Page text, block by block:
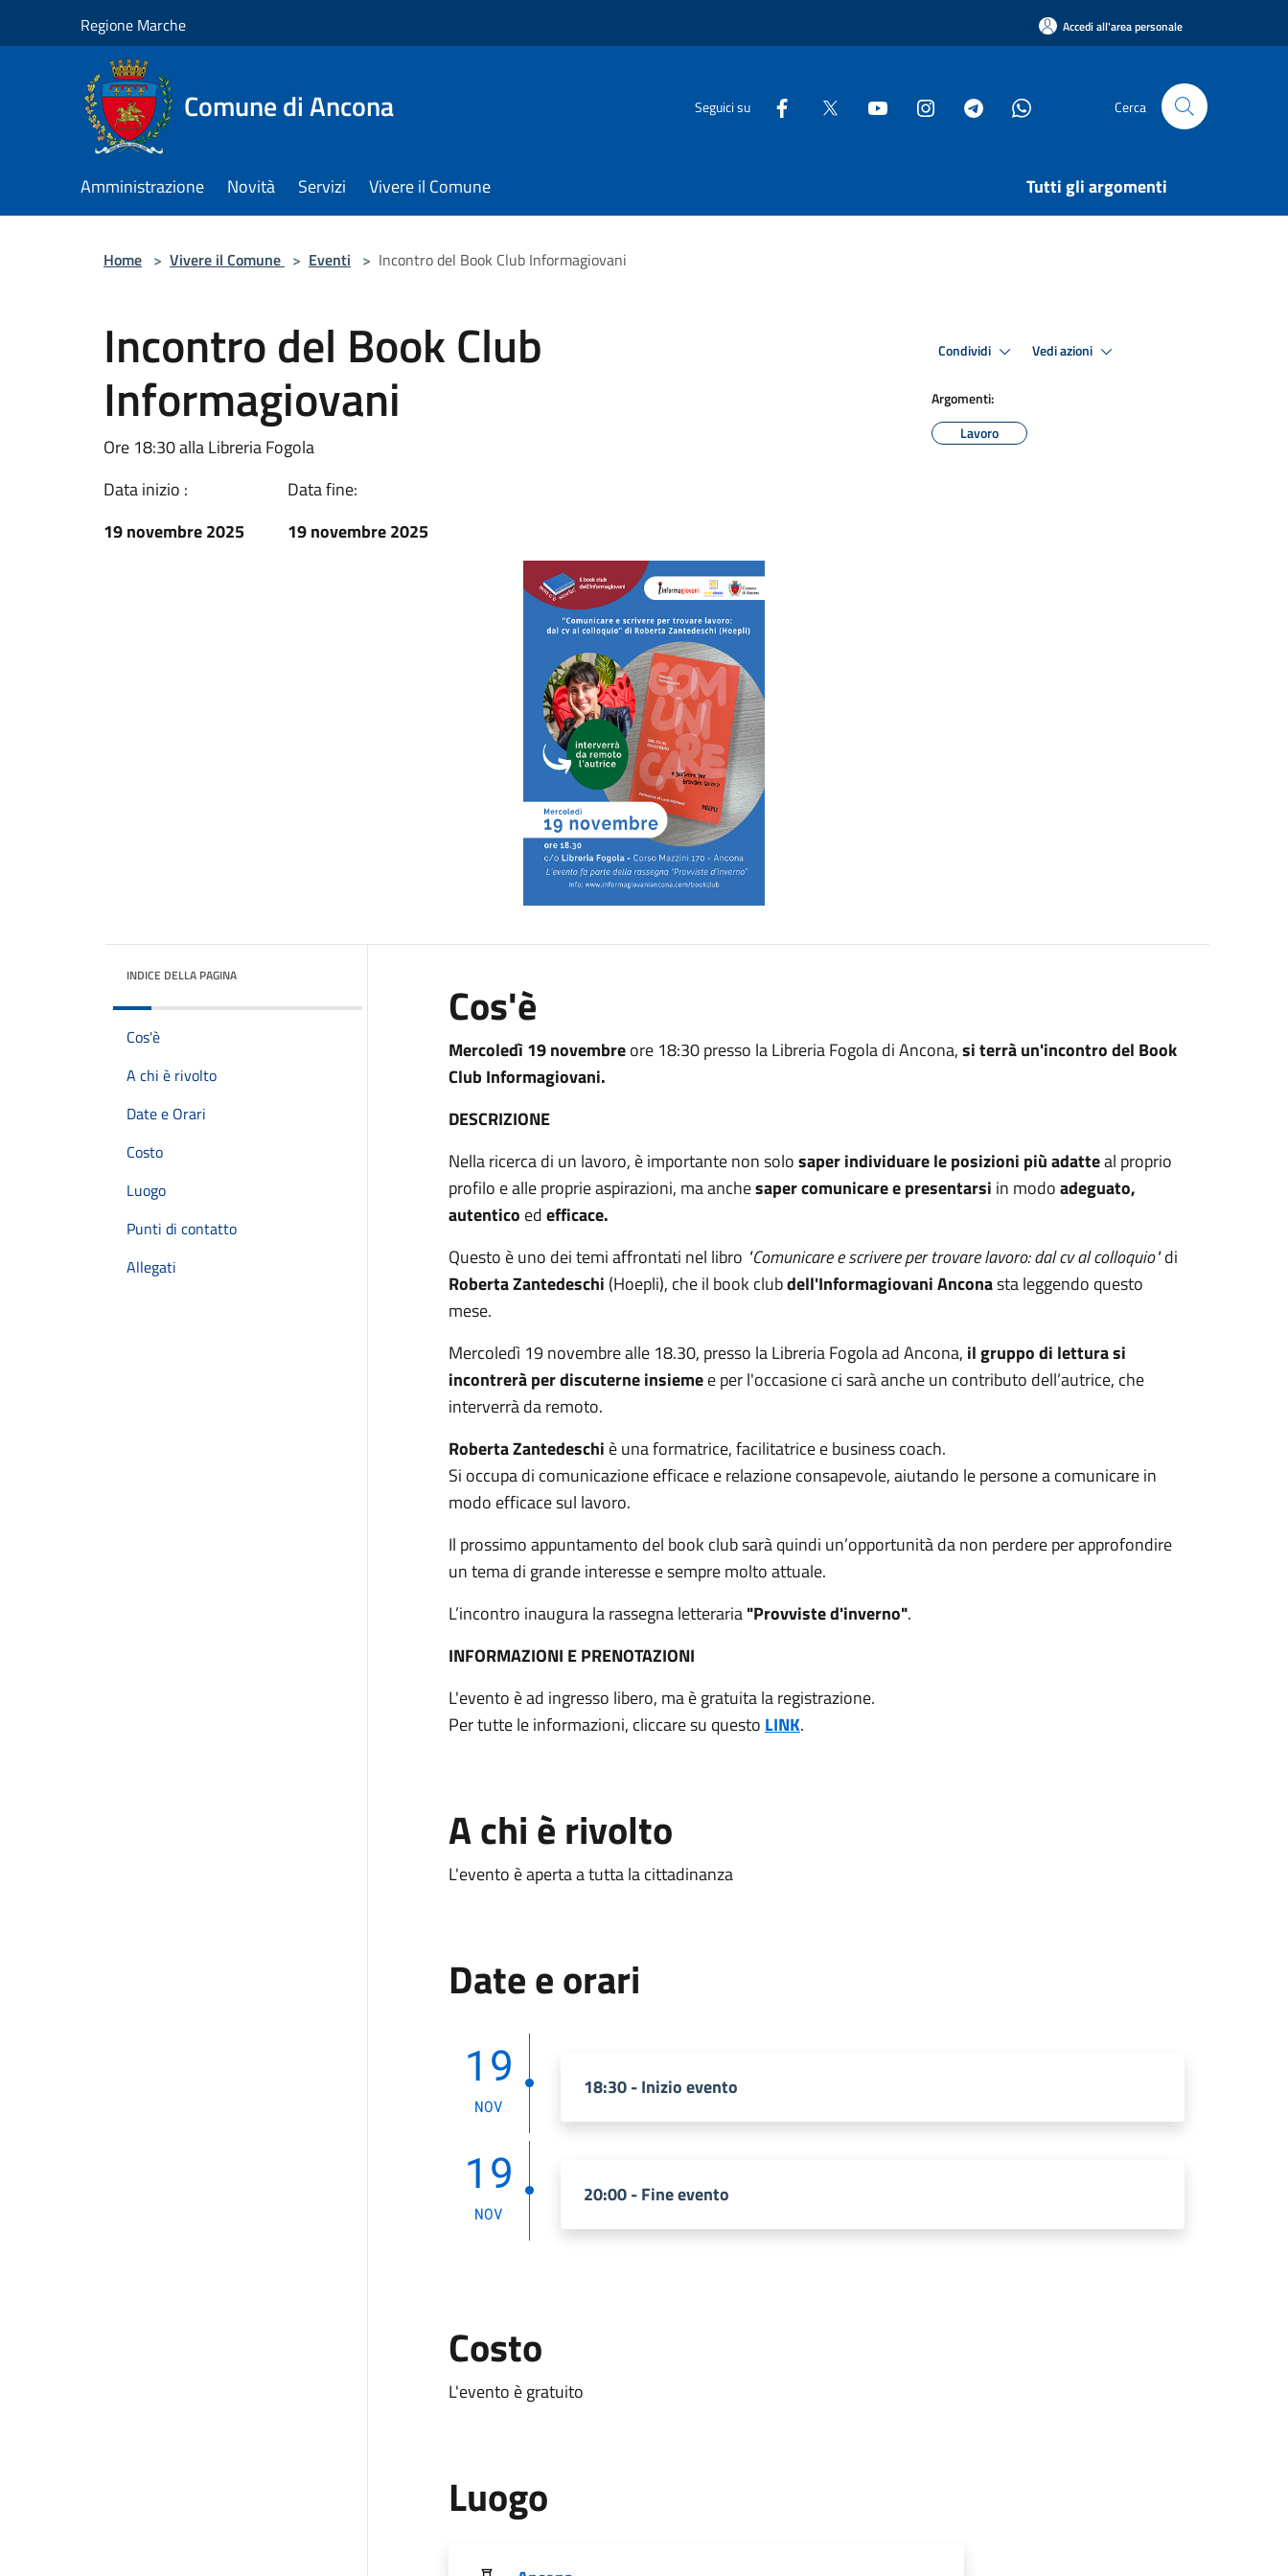
Regione Marche Accedi all'area personale
Comune di Ancona Seguici su Cerca
Amministrazione Novità Servizi Vivere il Comune Tutti gli argomenti
Home > Vivere il Comune > Eventi > Incontro del Book Club Informagiovani
Incontro del Book Club
Informagiovani
Ore 18:30 alla Libreria Fogola
Data inizio :
19 novembre 2025
Data fine:
19 novembre 2025
Condividi Vedi azioni
Argomenti:
Lavoro
INDICE DELLA PAGINA
Cos'è
A chi è rivolto
Date e Orari
Costo
Luogo
Punti di contatto
Allegati
Cos'è
Mercoledì 19 novembreore 18:30 presso la Libreria Fogola di Ancona,si terrà un'incontro del Book
Club Informagiovani.
DESCRIZIONE
Nella ricerca di un lavoro, è importante non solosaper individuare le posizioni più adatteal proprio
profilo e alle proprie aspirazioni, ma anchesaper comunicare e presentarsi in modoadeguato,
autentico edefficace.
Questo è uno dei temi affrontati nel libro "Comunicare e scrivere per trovare lavoro: dal cv al colloquio"di
Roberta Zantedeschi (Hoepli), che il book clubdell'Informagiovani Anconasta leggendo questo
mese.
Mercoledì 19 novembre alle 18.30, presso la Libreria Fogola ad Ancona, il gruppo di lettura si
incontrerà per discuterne insiemee per l'occasione ci sarà anche un contributo dell’autrice, che
interverrà da remoto.
Roberta Zantedeschi è una formatrice, facilitatrice e business coach.
Si occupa di comunicazione efficace e relazione consapevole, aiutando le persone a comunicare in
modo efficace sul lavoro.
Il prossimo appuntamento del book club sarà quindi un’opportunità da non perdere per approfondire
un tema di grande interesse e sempre molto attuale.
L’incontro inaugura la rassegna letteraria"Provviste d'inverno".
INFORMAZIONI E PRENOTAZIONI
L'evento è ad ingresso libero, ma è gratuita la registrazione.
Per tutte le informazioni, cliccare su questo LINK.
A chi è rivolto
L'evento è aperta a tutta la cittadinanza
Date e orari
19
NOV
18:30 - Inizio evento
19
NOV
20:00 - Fine evento
Costo
L'evento è gratuito
Luogo